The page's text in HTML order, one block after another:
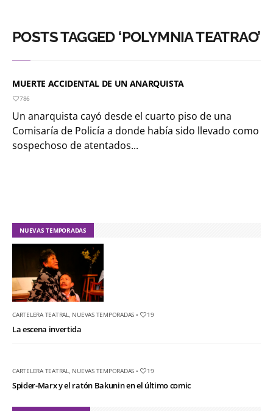
POSTS TAGGED ‘POLYMNIA TEATRAO’
MUERTE ACCIDENTAL DE UN ANARQUISTA
786
Un anarquista cayó desde el cuarto piso de una
Comisaría de Policía a donde había sido llevado como
sospechoso de atentados...
NUEVAS TEMPORADAS
CARTELERA TEATRAL NUEVAS TEMPORADAS • 19
La escena invertida
CARTELERA TEATRAL NUEVAS TEMPORADAS • 19
Spider-Marx y el ratón Bakunin en el último comic